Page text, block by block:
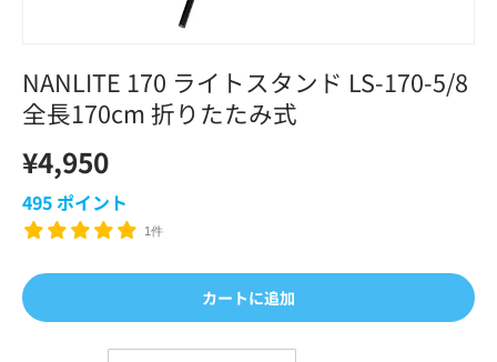
NANLITE 170 ライトスタンド LS-170-5/8
全長170cm 折りたたみ式
¥4,950
495ポイント
1件
カートに追加